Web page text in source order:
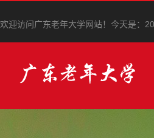
欢迎访问广东老年大学网站！ 今天是：